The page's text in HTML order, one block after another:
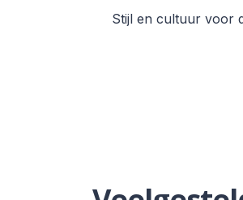
Stijl en cultuur voor